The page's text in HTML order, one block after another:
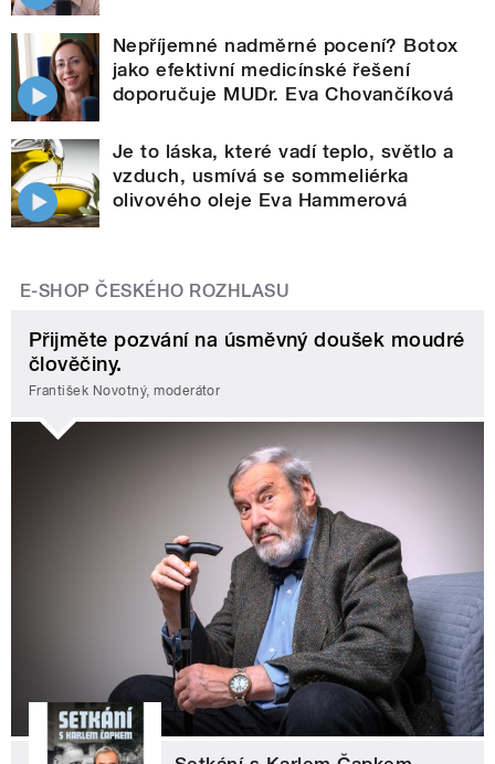
Nepříjemné nadměrné pocení? Botox
jako efektivní medicínské řešení
doporučuje MUDr. Eva Chovančíková
Je to láska, které vadí teplo, světlo a
vzduch, usmívá se sommeliérka
olivového oleje Eva Hammerová
E-SHOP ČESKÉHO ROZHLASU
Přijměte pozvání na úsměvný doušek moudré
člověčiny.
František Novotný, moderátor